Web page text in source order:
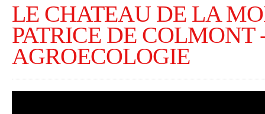
LE CHATEAU DE LA
PATRICE DE COLMONT
AGROECOLOGIE